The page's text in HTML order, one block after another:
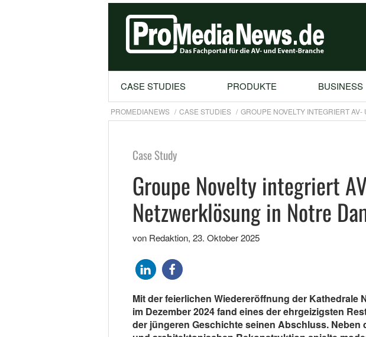
CASE STUDIES PRODUKTE BUSINESS
PROMEDIANEWS CASE STUDIES GROUPE NOVELTY INTEGRIERT
Case Study
Groupe Novelty integriert
Netzwerklösung in Notre
von Redaktion, 23. Oktober 2025
Mit der feierlichen Wiedereröffnung der Kathedrale
im Dezember 2024 fand eines der ehrgeizigsten
der jüngeren Geschichte seinen Abschluss. Neben